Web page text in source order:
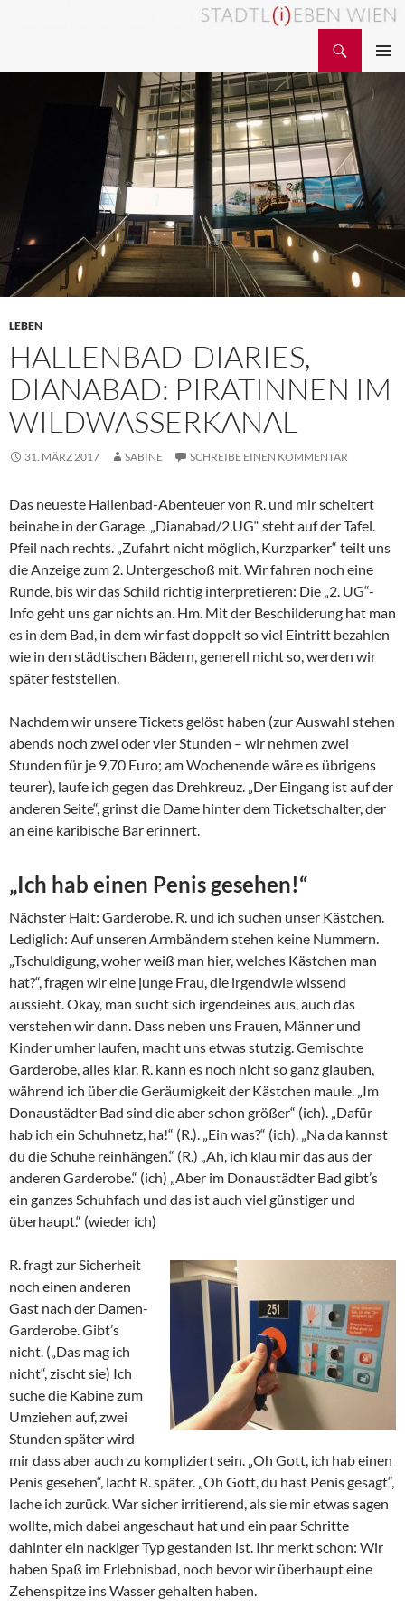
MENÜ
LEBEN
HALLENBAD-DIARIES,
DIANABAD: PIRATINNEN IM
WILDWASSERKANAL
31. MÄRZ 2017 SABINE SCHREIBE EINEN KOMMENTAR
Das neueste Hallenbad-Abenteuer von R. und mir scheitert
beinahe in der Garage. „Dianabad/2.UG“ steht auf der Tafel.
Pfeil nach rechts. „Zufahrt nicht möglich, Kurzparker“ teilt uns
die Anzeige zum 2. Untergeschoß mit. Wir fahren noch eine
Runde, bis wir das Schild richtig interpretieren: Die „2. UG“-
Info geht uns gar nichts an. Hm. Mit der Beschilderung hat man
es in dem Bad, in dem wir fast doppelt so viel Eintritt bezahlen
wie in den städtischen Bädern, generell nicht so, werden wir
später feststellen.
Nachdem wir unsere Tickets gelöst haben (zur Auswahl stehen
abends noch zwei oder vier Stunden – wir nehmen zwei
Stunden für je 9,70 Euro; am Wochenende wäre es übrigens
teurer), laufe ich gegen das Drehkreuz. „Der Eingang ist auf der
anderen Seite“, grinst die Dame hinter dem Ticketschalter, der
an eine karibische Bar erinnert.
„Ich hab einen Penis gesehen!“
Nächster Halt: Garderobe. R. und ich suchen unser Kästchen.
Lediglich: Auf unseren Armbändern stehen keine Nummern.
„Tschuldigung, woher weiß man hier, welches Kästchen man
hat?“, fragen wir eine junge Frau, die irgendwie wissend
aussieht. Okay, man sucht sich irgendeines aus, auch das
verstehen wir dann. Dass neben uns Frauen, Männer und
Kinder umher laufen, macht uns etwas stutzig. Gemischte
Garderobe, alles klar. R. kann es noch nicht so ganz glauben,
während ich über die Geräumigkeit der Kästchen maule. „Im
Donaustädter Bad sind die aber schon größer“ (ich). „Dafür
hab ich ein Schuhnetz, ha!“ (R.). „Ein was?“ (ich). „Na da kannst
du die Schuhe reinhängen.“ (R.) „Ah, ich klau mir das aus der
anderen Garderobe.“ (ich) „Aber im Donaustädter Bad gibt’s
ein ganzes Schuhfach und das ist auch viel günstiger und
überhaupt.“ (wieder ich)
R. fragt zur Sicherheit
noch einen anderen
Gast nach der Damen-
Garderobe. Gibt’s
nicht. („Das mag ich
nicht“, zischt sie) Ich
suche die Kabine zum
Umziehen auf, zwei
Stunden später wird
mir dass aber auch zu kompliziert sein. „Oh Gott, ich hab einen
Penis gesehen“, lacht R. später. „Oh Gott, du hast Penis gesagt“,
lache ich zurück. War sicher irritierend, als sie mir etwas sagen
wollte, mich dabei angeschaut hat und ein paar Schritte
dahinter ein nackiger Typ gestanden ist. Ihr merkt schon: Wir
haben Spaß im Erlebnisbad, noch bevor wir überhaupt eine
Zehenspitze ins Wasser gehalten haben.